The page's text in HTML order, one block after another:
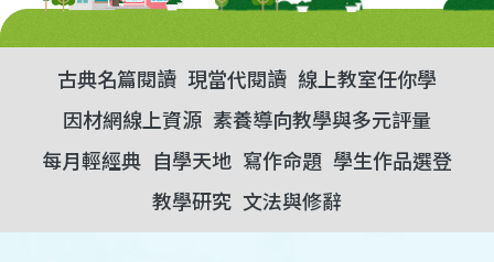
古典名篇閱讀 現當代閱讀 線上教室任你學
因材網線上資源 素養導向教學與多元評量
每月輕經典 自學天地 寫作命題 學生作品選登
教學研究 文法與修辭